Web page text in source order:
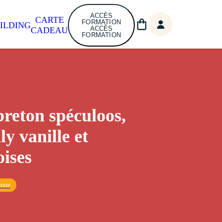
CARTE
CADEAU
ACCÈS
FORMATION
ACCÈS
FORMATION
spéculoos,
vanille et